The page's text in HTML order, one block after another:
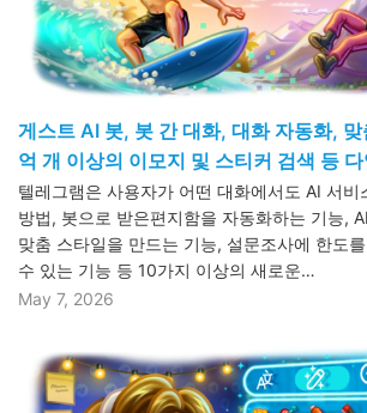
게스트 AI 봇, 봇 간 대화, 대화 자동화,
억 개 이상의 이모지 및 스티커 검색 등
텔레그램은 사용자가 어떤 대화에서도 AI 서비
방법, 봇으로 받은편지함을 자동화하는 기능,
맞춤 스타일을 만드는 기능, 설문조사에 한도
수 있는 기능 등 10가지 이상의 새로운…
May 7, 2026